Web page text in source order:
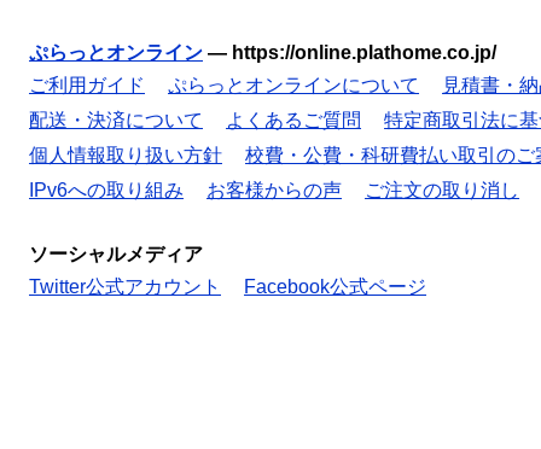
ぷらっとオンライン — https://online.plathome.co.jp/
ご利用ガイド
ぷらっとオンラインについて
見積書・
配送・決済について
よくあるご質問
特定商取引法に
個人情報取り扱い方針
校費・公費・科研費払い取引のご
IPv6への取り組み
お客様からの声 ご注文の取り消し
ソーシャルメディア
Twitter公式アカウント
Facebook公式ページ